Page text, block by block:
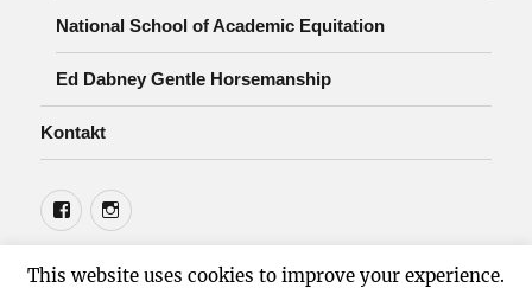
National School of Academic Equitation
Ed Dabney Gentle Horsemanship
Kontakt
FacebookInstagram
Ekipage-1 Drivs med WordPress
This website uses cookies to improve your experience.